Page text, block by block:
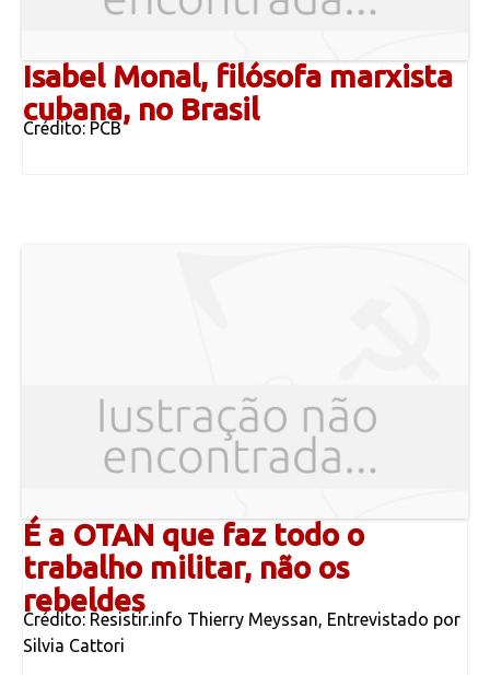
Isabel Monal, filósofa marxista
cubana, no Brasil
Crédito: PCB
É a OTAN que faz todo o
trabalho militar, não os
rebeldes
Crédito: Resistir.info Thierry Meyssan, Entrevistado por
Silvia Cattori